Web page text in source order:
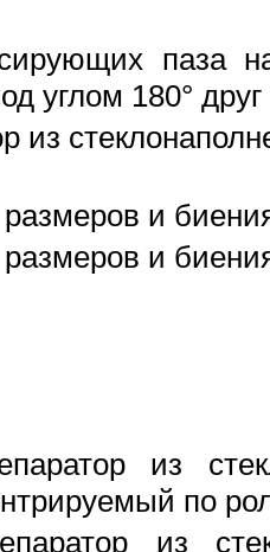
паза
углом 180° друг
из
и
и
из
по
из